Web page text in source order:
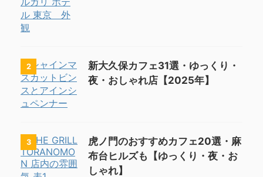
2
新大久保カフェ31選・ゆっくり・
夜・おしゃれ店【2025年】
3
虎ノ門のおすすめカフェ20選・麻
布台ヒルズも【ゆっくり・夜・お
しゃれ】